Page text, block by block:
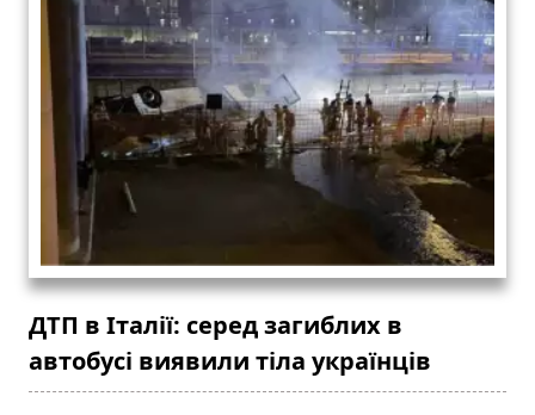
ДТП в Італії: серед загиблих в
автобусі виявили тіла українців